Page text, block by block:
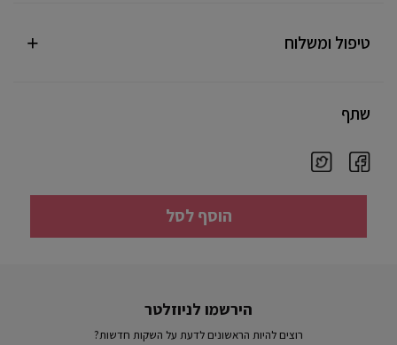
טיפול ומשלוח
שתף
הוסף לסל
הירשמו לניוזלטר
רוצים להיות הראשונים לדעת על השקות חדשות?